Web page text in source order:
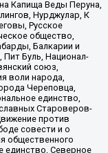
Капища Веды Перуна,
Нурджулар, К
Русское
общество,
Балкарии и
Буль, Национал-
союз,
воли народа,
Череповца,
единство,
Староверов-
против
совести и о
общественного
единство, Северное